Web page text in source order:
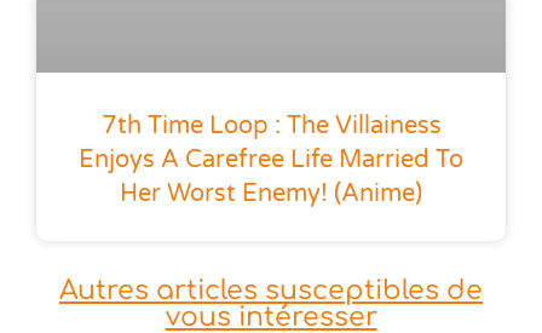
7th Time Loop : The Villainess
Enjoys A Carefree Life Married To
Her Worst Enemy! (anime)
Autres articles susceptibles de
vous intéresser